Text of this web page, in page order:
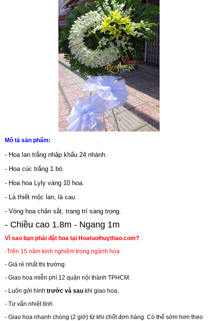
Mô tả sản phẩm:
- Hoa lan trắng nhập khẩu 24 nhánh.
- Hoa cúc trắng 1 bó.
- Hoa hoa Lyly vàng 10 hoa.
- Lá thiết mộc lan, lá cau
- Vòng hoa chân sắt, trang trí sang trọng.
- Chiều cao 1.8m - Ngang 1m
Vì sao bạn phải đặt hoa tại Hoatuoihuythao.com?
-Trên 15 năm kinh nghiệm trong ngành hoa.
- Giá rẻ nhất thị trường.
- Giao hoa miễn phí 12 quận nội thành TPHCM.
- Luôn gởi hình trước và sau khi giao hoa.
- Tư vấn nhiệt tình.
- Giao hoa nhanh chóng (2 giờ) từ khi chốt đơn hàng. Có thể sớm hơn theo